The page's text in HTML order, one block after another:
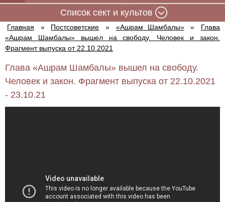
Cписок сект и культов
Главная » Постсоветские » «Ашрам Шамбалы» »
Глава
«Ашрам Шамбалы» вышел на свободу. Человек и закон.
Фрагмент выпуска от 22.10.2021
Глава «Ашрам Шамбалы» вышел на свободу.
Человек и закон. Фрагмент выпуска от 22.10.2021
- 23.10.21